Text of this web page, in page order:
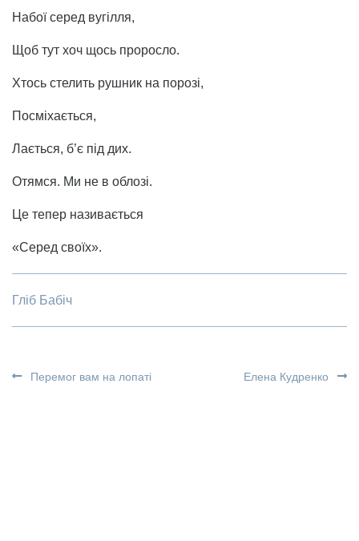
Набої серед вугілля,
Щоб тут хоч щось проросло.
Хтось стелить рушник на порозі,
Посміхається,
Лається, б’є під дих.
Отямся. Ми не в облозі.
Це тепер називається
«Серед своїх».
Гліб Бабіч
Перемог вам на лопаті Елена Кудренко